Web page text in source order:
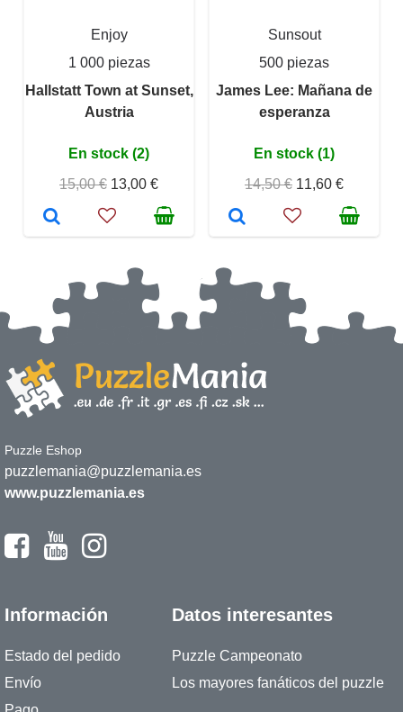
Enjoy
1 000 piezas
Hallstatt Town at Sunset,
Austria
En stock (2)
15,00 € 13,00 €
Sunsout
500 piezas
James Lee: Mañana de
esperanza
En stock (1)
14,50 € 11,60 €
Puzzle Eshop
puzzlemania@puzzlemania.es
www.puzzlemania.es
Información
Estado del pedido
Envío
Datos interesantes
Puzzle Campeonato
Los mayores fanáticos del puzzle